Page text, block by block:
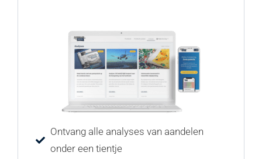
Ontvang alle analyses van aandelen
onder een tientje